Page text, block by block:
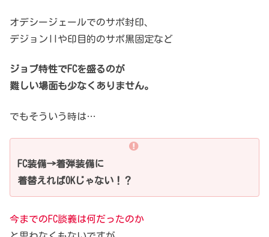
オデシージェールでのサポ封印、
デジョンIIや印目的のサポ黒固定など
ジョブ特性でFCを盛るのが
難しい場面も少なくありません。
でもそういう時は…
FC装備→着弾装備に
着替えればOKじゃない！？
今までのFC談義は何だったのか